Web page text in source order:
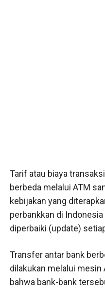
Tarif atau biaya
berbeda melalui ATM
kebijakan yang
perbankkan di
diperbaiki (update)
Transfer antar bank
dilakukan melalui mesin
bahwa bank-bank